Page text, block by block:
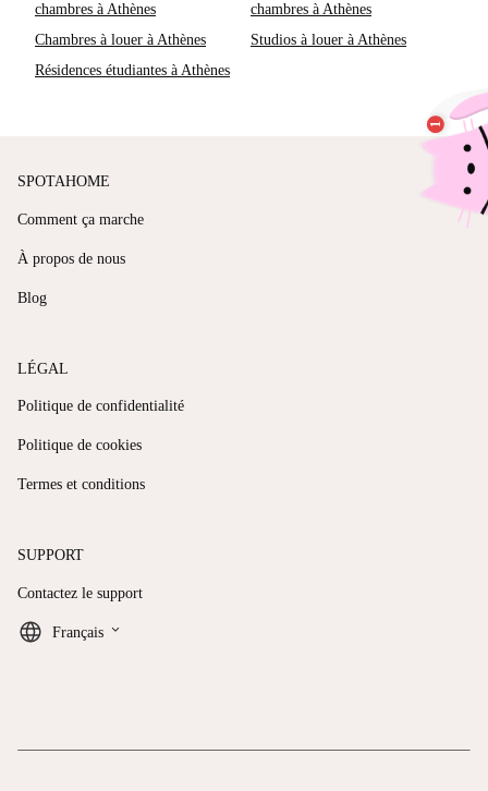
chambres à Athènes
chambres à Athènes
Chambres à louer à Athènes
Studios à louer à Athènes
Résidences étudiantes à Athènes
SPOTAHOME
Comment ça marche
À propos de nous
Blog
LÉGAL
Politique de confidentialité
Politique de cookies
Termes et conditions
SUPPORT
Contactez le support
Français keyboard_arrow_down